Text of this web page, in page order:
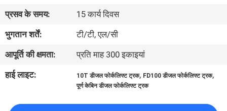
गुणवत्ता
नियंत्रण
साइटमैप
PRIVACY
प्रसव के समय:
15 कार्य दिवस
भुगतान शर्तें:
टी/टी, एल/सी
आपूर्ति की क्षमता:
प्रति माह 300 इकाइयां
हाई लाइट:
10T डीजल फोर्कलिफ्ट ट्रक, FD100 डीजल फोर्कलिफ्ट ट्रक,
पूर्ण केबिन डीजल फोर्कलिफ्ट ट्रक